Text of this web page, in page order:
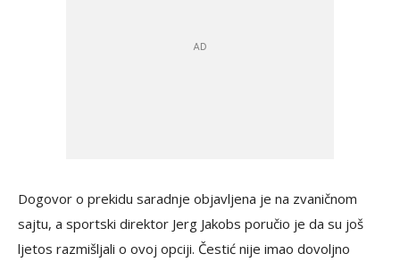
Dogovor o prekidu saradnje objavljena je na zvaničnom
sajtu, a sportski direktor Jerg Jakobs poručio je da su još
ljetos razmišljali o ovoj opciji. Čestić nije imao dovoljno